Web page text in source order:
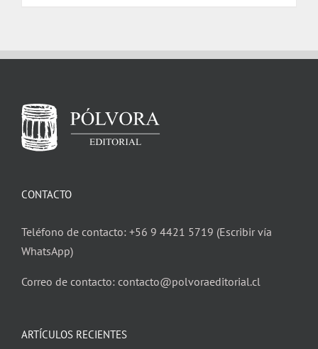
CONTACTO
Teléfono de contacto: +56 9 4421 5719 (Escribir vía
WhatsApp)
Correo de contacto: contacto@polvoraeditorial.cl
ARTÍCULOS RECIENTES